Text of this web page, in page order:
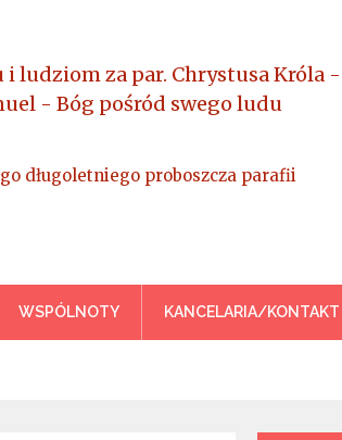
– Rawa
i ludziom za par. Chrystusa Króla -
- Bóg pośród swego ludu
długoletniego proboszcza parafii
WSPÓLNOTY KANCELARIA/KONTAKT